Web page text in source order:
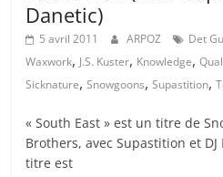
Danetic)
5 avril 2011 ARPOZ Det
Waxwork, J.S. Kuster, Knowledge,
Sicknature,Snowgoons,Supastition,
« South East » est un titre de
Brothers, avec Supastition et
titre est